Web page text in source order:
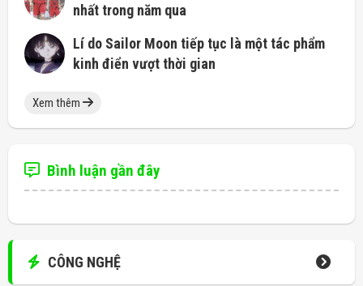
nhất trong năm qua
Lí do Sailor Moon tiếp tục là một tác phẩm
kinh điển vượt thời gian
Xem thêm
Bình luận gần đây
CÔNG NGHỆ